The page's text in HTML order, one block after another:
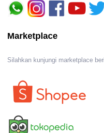
Marketplace
Silahkan kunjungi marketplace